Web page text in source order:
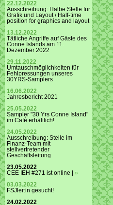
22.12.2022
Ausschreibung: Halbe Stelle für
Grafik und Layout / Half-time
position for graphics and layout
13.12.2022
Tätliche Angriffe auf Gäste des
Conne Islands am 11.
Dezember 2022
29.11.2022
Umtauschmöglichkeiten für
Fehlpressungen unseres
30YRS-Samplers
16.06.2022
Jahresbericht 2021
25.05.2022
Sampler "30 Yrs Conne Island"
im Café erhältlich!
24.05.2022
Ausschreibung: Stelle im
Finanz-Team mit
stellvertretender
Geschäftsleitung
23.05.2022
CEE IEH #271 ist online | »
03.03.2022
FSJler:in gesucht!
24.02.2022